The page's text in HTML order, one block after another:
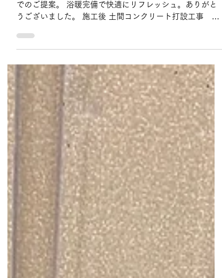
6月9日
浴室改修工事…完了✅
今回もタカラスタンダード浴室ぴったりサイズグランスパ
でのご提案。 浴暖完備で快適にリフレッシュ。ありがと
うございました。 施工後 土間コンクリート打設工事 配
管切り回し工事 解体工事 施工前 着工から1週間程度で施
工可能です。 ありがとうございました。